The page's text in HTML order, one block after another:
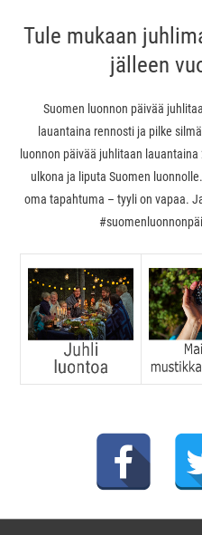
Tule mukaan
jälleen
Suomen luonnon päivää
lauantaina rennosti ja pilke
luonnon päivää juhlitaan
ulkona ja liputa Suomen
oma tapahtuma – tyyli on vapaa.